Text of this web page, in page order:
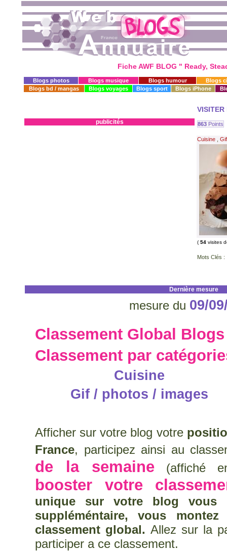
Fiche AWF BLOG " Ready,
Blogs photos Blogs musique Blogs humour
Blogs
Blogs bd / mangas
Blogs voyages Blogs sport Blogs iPhone
publicités 863 Points
Cuisine
( 54 visites
Mots Clés :
Dernière mesure
mesure du 09/
Classement Global Blogs
Classement par
Cuisine
Gif / photos / images
Afficher sur votre blog votre
France, participez ainsi au
de la semaine (affiché
booster votre
unique sur votre blog vous
suppléméntaire, vous
classement global. Allez sur la
participer a ce classement.